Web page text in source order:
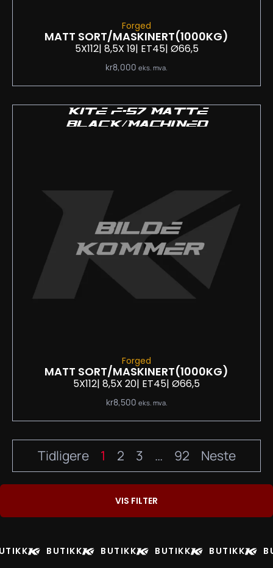
Forged
MATT SORT/MASKINERT(1000KG)
5X112| 8,5X 19| ET45| Ø66,5
kr8,000 eks. mva.
KITE F-57 MATTE
BLACK/MACHINED
Forged
MATT SORT/MASKINERT(1000KG)
5X112| 8,5X 20| ET45| Ø66,5
kr8,500 eks. mva.
Tidligere 1 2 3 … 92 Neste
VIS FILTER
BUTIKK BUTIKK BUTIKK BUTIKK